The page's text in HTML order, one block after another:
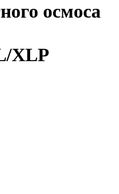
осмоса
XLP